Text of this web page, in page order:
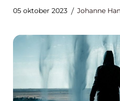
05 oktober 2023 Johanne